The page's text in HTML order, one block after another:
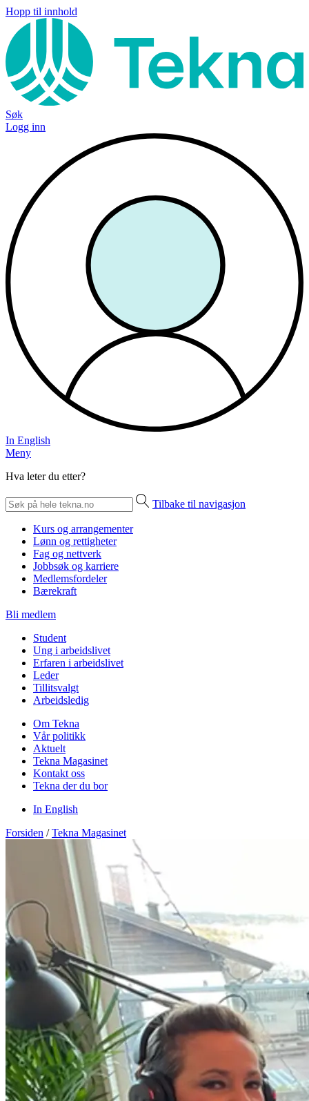
Hopp til innhold
Søk
Logg inn
In English
Meny
Hva leter du etter?
Tilbake til navigasjon
Kurs og arrangementer
Lønn og rettigheter
Fag og nettverk
Jobbsøk og karriere
Medlemsfordeler
Bærekraft
Bli medlem
Student
Ung i arbeidslivet
Erfaren i arbeidslivet
Leder
Tillitsvalgt
Arbeidsledig
Om Tekna
Vår politikk
Aktuelt
Tekna Magasinet
Kontakt oss
Tekna der du bor
In English
Forsiden / Tekna Magasinet